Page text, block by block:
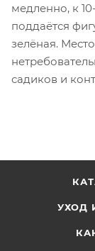
медленно, к
поддаётся
зелёная.
садиков и
УХОД